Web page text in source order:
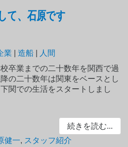
て、石原です
業 |造船
人間
卒業までの二十数年を関西で過
の二十数年は関東をベースとし
関での生活をスタートしまし
続きを読む...
健一, スタッフ紹介